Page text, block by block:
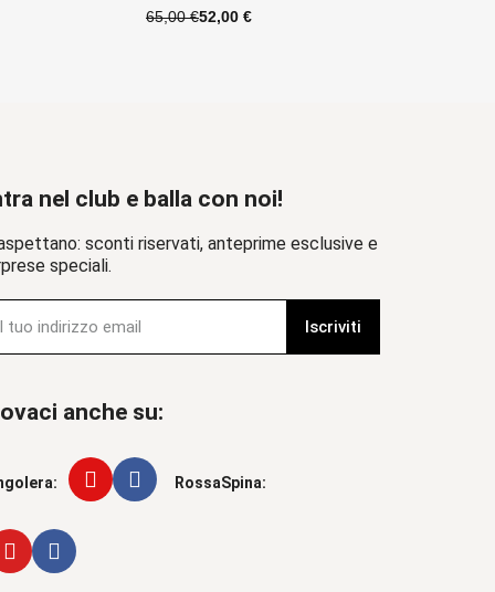
130,00 €91,00 €
nel club e balla con noi!
sconti riservati, anteprime esclusive e
speciali.
Iscriviti
anche su:
RossaSpina: